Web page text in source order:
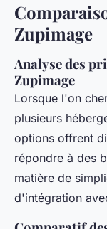
Zupimage
Analyse des
Zupimage
Lorsque l'on
plusieurs
options offrent
répondre à des
matière de
d'intégration